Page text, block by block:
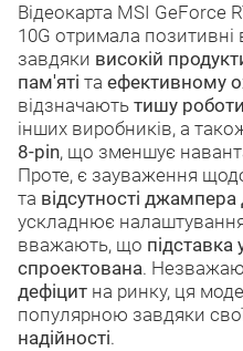
Відеокарта MSI GeForce
10G отримала позитивні
завдяки високій
пам'яті та ефективному
відзначають тишу роботи
інших виробників, а
8-pin, що зменшує
Проте, є зауваження
та відсутності
ускладнює
вважають, що підставка
спроектована.
дефіцит на ринку, ця
популярною завдяки
надійності.